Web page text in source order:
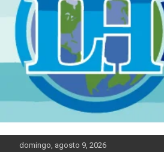
domingo, agosto 9, 2026